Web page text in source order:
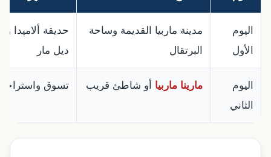
اليوم
الأول
مدينة ماربيا القديمة وساحة
البرتقال
حديقة ألاميدا
ديل مار
اليوم
الثاني
مارينا ماربيا أو شاطئ قريب تسوق واستراحة